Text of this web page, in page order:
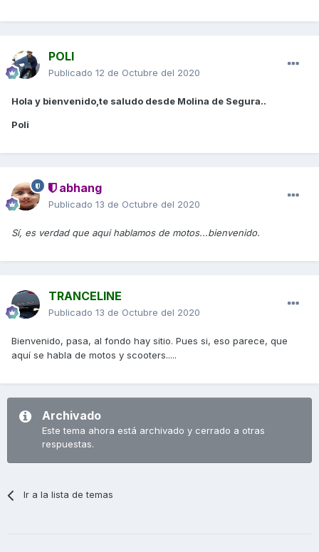
POLI
Publicado 12 de Octubre del 2020
Hola y bienvenido,te saludo desde Molina de Segura..
Poli
abhang
Publicado 13 de Octubre del 2020
Sí, es verdad que aqui hablamos de motos...bienvenido.
TRANCELINE
Publicado 13 de Octubre del 2020
Bienvenido, pasa, al fondo hay sitio. Pues si, eso parece, que
aquí se habla de motos y scooters.....
Archivado
Este tema ahora está archivado y cerrado a otras
respuestas.
Ir a la lista de temas